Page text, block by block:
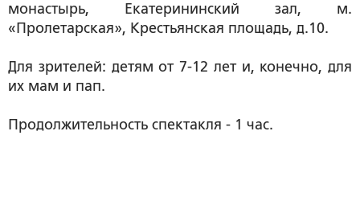
монастырь, Екатерининский зал, м.
«Пролетарская», Крестьянская площадь, д.10.
Для зрителей: детям от 7-12 лет и, конечно, для
их мам и пап.
Продолжительность спектакля - 1 час.